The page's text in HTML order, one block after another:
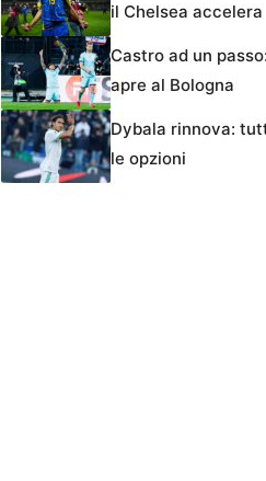
il Chelsea accelera
Castro ad un
apre al Bologna
Dybala rinnova:
le opzioni